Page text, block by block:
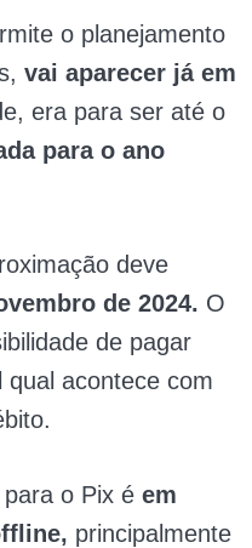
o planejamento
vai aparecer já em
era para ser até o
para o ano
deve
de 2024. O
de pagar
qual acontece com
o Pix é em
principalmente